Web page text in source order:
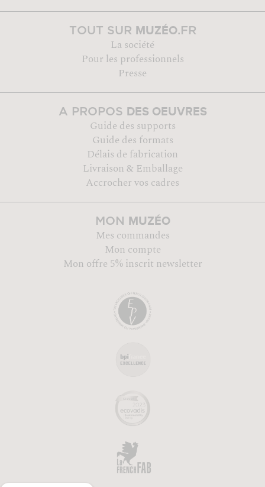
TOUT SUR MUZÉO.FR
La société
Pour les professionnels
Presse
A PROPOS DES OEUVRES
Guide des supports
Guide des formats
Délais de fabrication
Livraison & Emballage
Accrocher vos cadres
MON MUZÉO
Mes commandes
Mon compte
Mon offre 5% inscrit newsletter